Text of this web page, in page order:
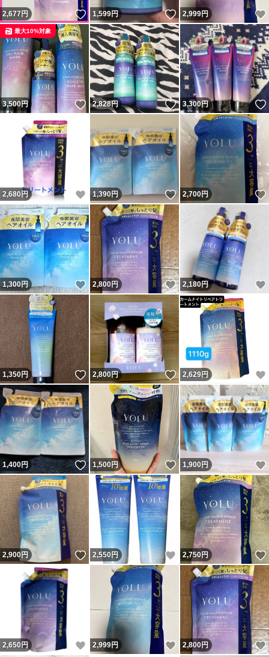
2,677円 いいね！
1,599円 いいね！
2,999円
3,500円 いいね！
最大10%対象
2,828円 いいね！
3,300円
2,680 円 いいね！
1,390円 いいね！
2,700円
1,300円 いいね！
2,800円 いいね！
2,180円
1,350円 いいね！
2,800円 いいね！
2,629円
1,400円 いいね！
1,500円 いいね！
1,900円
2,900円 いいね！
2,550円 いいね！
2,750円
2,650円 いいね！
2,999円 いいね！
2,800円